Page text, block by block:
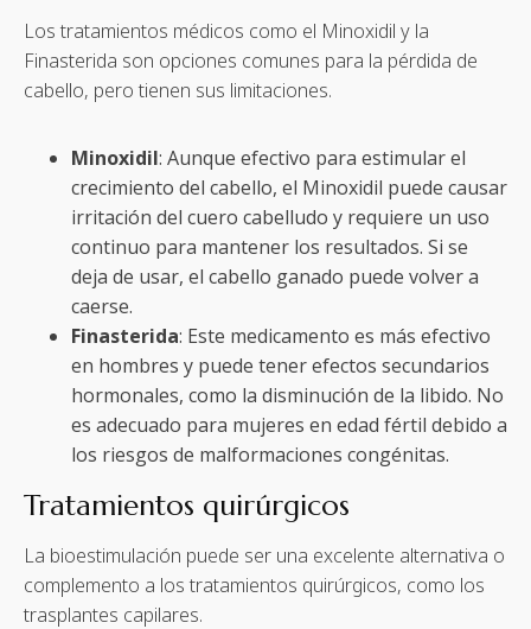
Los tratamientos médicos como el Minoxidil y la
Finasterida son opciones comunes para la pérdida de
cabello, pero tienen sus limitaciones.
Minoxidil: Aunque efectivo para estimular el
crecimiento del cabello, el Minoxidil puede causar
irritación del cuero cabelludo y requiere un uso
continuo para mantener los resultados. Si se
deja de usar, el cabello ganado puede volver a
caerse.
Finasterida: Este medicamento es más efectivo
en hombres y puede tener efectos secundarios
hormonales, como la disminución de la libido. No
es adecuado para mujeres en edad fértil debido a
los riesgos de malformaciones congénitas.
Tratamientos quirúrgicos
La bioestimulación puede ser una excelente alternativa o
complemento a los tratamientos quirúrgicos, como los
trasplantes capilares.